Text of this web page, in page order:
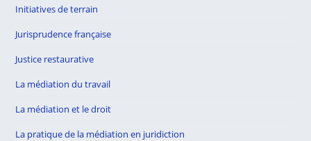
Initiatives de terrain
Jurisprudence française
Justice restaurative
La médiation du travail
La médiation et le droit
La pratique de la médiation en juridiction